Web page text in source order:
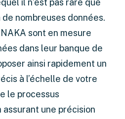
il n’est pas rare que
nombreuses données.
sont en mesure
dans leur banque de
ainsi rapidement un
à l’échelle de votre
le processus
une précision